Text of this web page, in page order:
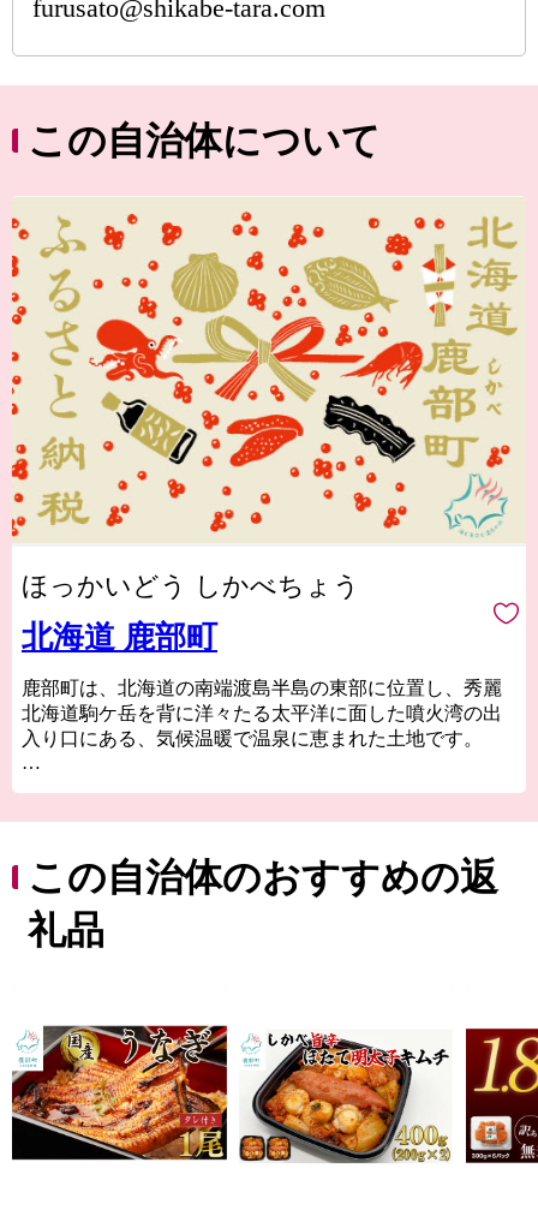
furusato@shikabe-tara.com
この自治体について
ほっかいどう しかべちょう
北海道 鹿部町
鹿部町は、北海道の南端渡島半島の東部に位置し、秀麗
北海道駒ケ岳を背に洋々たる太平洋に面した噴火湾の出
入り口にある、気候温暖で温泉に恵まれた土地です。
トウダラは水揚げ量が多く、スケトウダラから獲れる良
質なたらこは、「海の赤いダイヤ」とも呼ばれていま
す。
■温泉
には至るところに温泉があります。
また、全国でも珍しい天然温泉が噴き出す「間歇泉」が
あります。約103℃の温泉が空高く吹き上げる姿は圧巻で
す！
この自治体のおすすめの返
礼品